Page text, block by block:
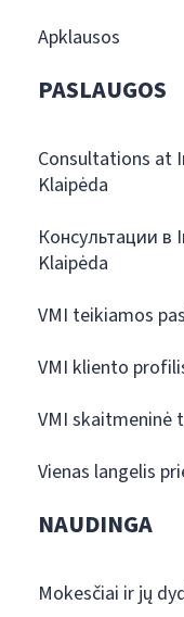
Apklausos
PASLAUGOS
Consultations at
Klaipėda
Консультации в
Klaipėda
VMI teikiamos
VMI kliento
VMI skaitmeninė
Vienas langelis
NAUDINGA
Mokesčiai ir jų